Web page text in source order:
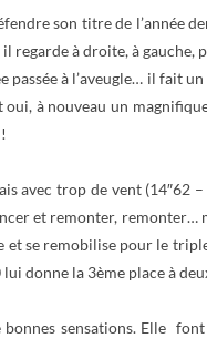
son titre de l’année
à droite, à
passée à l’aveugle… il
à nouveau un
avec trop de vent (14″62
et remonter, remonter…
et se remobilise pour le
donne la 3ème place à
sensations. Elle